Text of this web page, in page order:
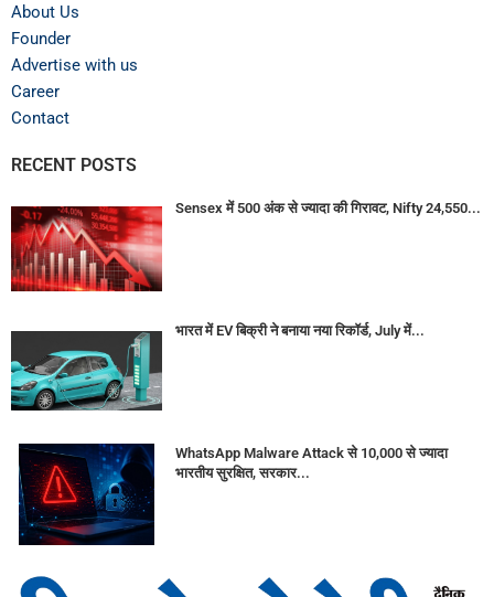
About Us
Founder
Advertise with us
Career
Contact
RECENT POSTS
Sensex में 500 अंक से ज्यादा की गिरावट, Nifty 24,550...
भारत में EV बिक्री ने बनाया नया रिकॉर्ड, July में...
WhatsApp Malware Attack से 10,000 से ज्यादा
भारतीय सुरक्षित, सरकार...